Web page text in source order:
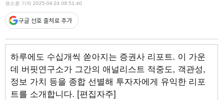
권소윤 기자 2025-04-24 08:51:40
구글 선호 출처로 추가
하루에도 수십개씩 쏟아지는 증권사 리포트. 이 가운
데 버핏연구소가 그간의 애널리스트 적중도, 객관성,
정보 가치 등을 종합 선별해 투자자에게 유익한 리포
트를 소개합니다. [편집자주]